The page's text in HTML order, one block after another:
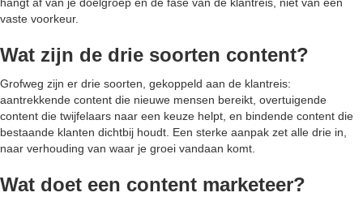
hangt af van je doelgroep en de fase van de klantreis, niet van een
vaste voorkeur.
Wat zijn de drie soorten content?
Grofweg zijn er drie soorten, gekoppeld aan de klantreis:
aantrekkende content die nieuwe mensen bereikt, overtuigende
content die twijfelaars naar een keuze helpt, en bindende content die
bestaande klanten dichtbij houdt. Een sterke aanpak zet alle drie in,
naar verhouding van waar je groei vandaan komt.
Wat doet een content marketeer?